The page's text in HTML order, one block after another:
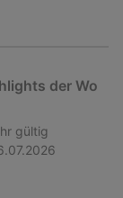
der Wo
gültig